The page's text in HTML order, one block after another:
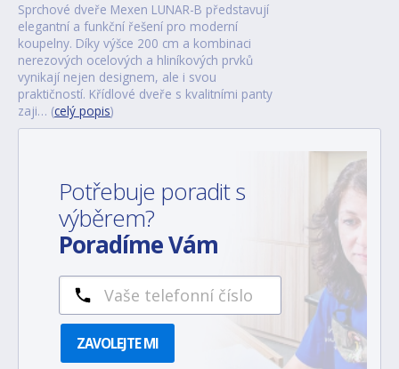
Sprchové dveře Mexen LUNAR-B představují
elegantní a funkční řešení pro moderní
koupelny. Díky výšce 200 cm a kombinaci
nerezových ocelových a hliníkových prvků
vynikají nejen designem, ale i svou
praktičností. Křídlové dveře s kvalitními panty
zaji… (celý popis)
Potřebuje poradit s
výběrem?
Poradíme Vám
ZAVOLEJTE MI